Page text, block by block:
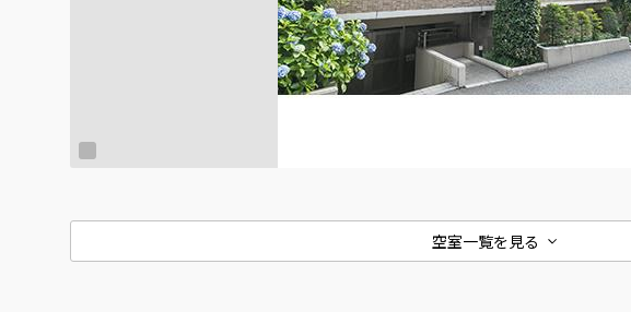
新着募集情報
込
空室一覧を見る